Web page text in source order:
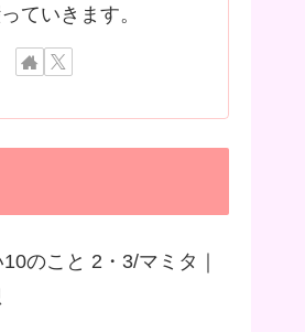
ていきます。
のこと 2・3/マミタ｜